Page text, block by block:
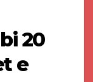
20
e